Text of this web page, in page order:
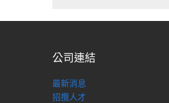
公司連結
最新消息
招攬人才